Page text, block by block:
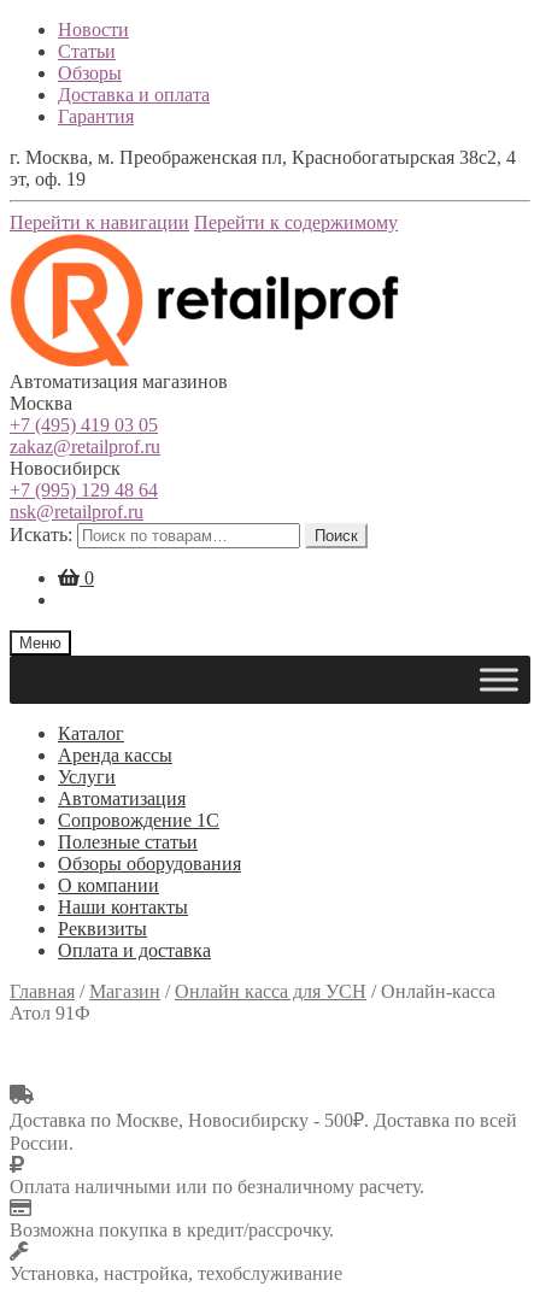
Новости
Статьи
Обзоры
Доставка и оплата
Гарантия
г. Москва, м. Преображенская пл, Краснобогатырская 38с2, 4
эт, оф. 19
Перейти к навигации Перейти к содержимому
Автоматизация магазинов
Москва
+7 (495) 419 03 05
zakaz@retailprof.ru
Новосибирск
+7 (995) 129 48 64
nsk@retailprof.ru
Искать:
Поиск
0
Меню
Каталог
Аренда кассы
Услуги
Автоматизация
Сопровождение 1С
Полезные статьи
Обзоры оборудования
О компании
Наши контакты
Реквизиты
Оплата и доставка
Главная /Магазин /Онлайн касса для УСН /Онлайн-касса
Атол 91Ф
Доставка по Москве, Новосибирску - 500₽. Доставка по всей
России.
Оплата наличными или по безналичному расчету.
Возможна покупка в кредит/рассрочку.
Установка, настройка, техобслуживание